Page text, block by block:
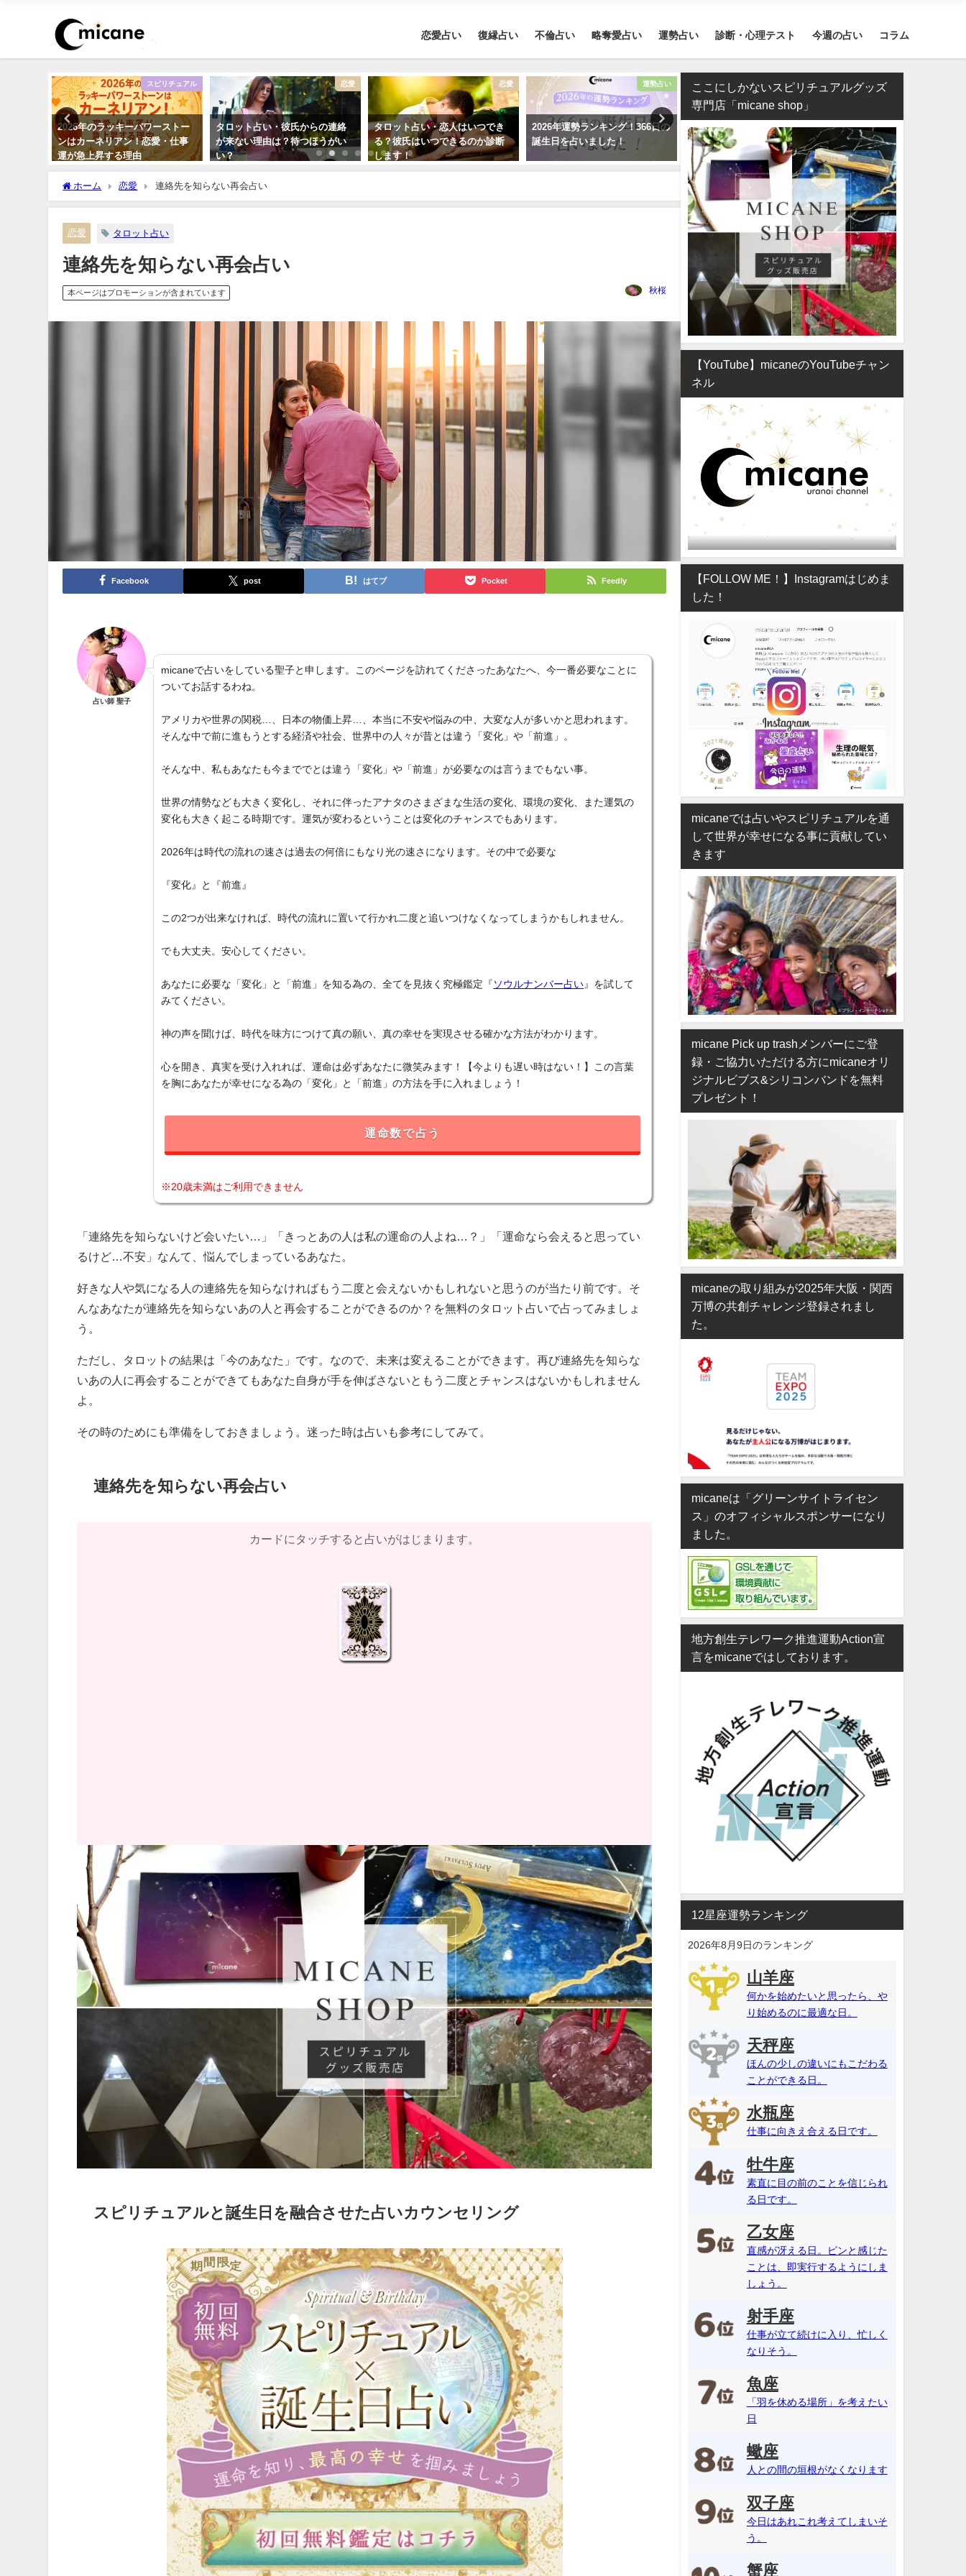
恋愛占い 復縁占い 不倫占い 略奪愛占い 運勢占い 診断・心理テスト 今週の占い コラム
スピリチュアル
2026年のラッキーパワーストー
ンはカーネリアン！恋愛・仕事
運が急上昇する理由
恋愛
タロット占い・彼氏からの連絡
が来ない理由は？待つほうがい
い？
恋愛
タロット占い・恋人はいつでき
る？彼氏はいつできるのか診断
します！
運勢占い
2026年運勢ランキング！366日の
誕生日を占いました！
タロット占い・元彼の今の私に
対する気持ちは？どう思って
る？
相性占い・既婚者同士の恋
ダブル不倫（W不倫）は成
る？【霊視真剣】
ホーム 恋愛 連絡先を知らない再会占い
恋愛 タロット占い
連絡先を知らない再会占い
本ページはプロモーションが含まれています 秋桜
Facebook post はてブ Pocket Feedly
占い師 聖子
micaneで占いをしている聖子と申します。このページを訪れてくださったあなたへ、今一番必要なことに
ついてお話するわね。
アメリカや世界の関税…、日本の物価上昇…、本当に不安や悩みの中、大変な人が多いかと思われます。
そんな中で前に進もうとする経済や社会、世界中の人々が昔とは違う「変化」や「前進」。
そんな中、私もあなたも今まででとは違う「変化」や「前進」が必要なのは言うまでもない事。
世界の情勢なども大きく変化し、それに伴ったアナタのさまざまな生活の変化、環境の変化、また運気の
変化も大きく起こる時期です。運気が変わるということは変化のチャンスでもあります。
2026年は時代の流れの速さは過去の何倍にもなり光の速さになります。その中で必要な
『変化』と『前進』
この2つが出来なければ、時代の流れに置いて行かれ二度と追いつけなくなってしまうかもしれません。
でも大丈夫。安心してください。
あなたに必要な「変化」と「前進」を知る為の、全てを見抜く究極鑑定『 ソウルナンバー占い 』を試して
みてください。
神の声を聞けば、時代を味方につけて真の願い、真の幸せを実現させる確かな方法がわかります。
心を開き、真実を受け入れれば、運命は必ずあなたに微笑みます！【今よりも遅い時はない！】この言葉
を胸にあなたが幸せになる為の「変化」と「前進」の方法を手に入れましょう！
運命数で占う
※20歳未満はご利用できません
「連絡先を知らないけど会いたい…」「きっとあの人は私の運命の人よね…？」「運命なら会えると思ってい
るけど…不安」なんて、悩んでしまっているあなた。
好きな人や気になる人の連絡先を知らなければもう二度と会えないかもしれないと思うのが当たり前です。そ
んなあなたが連絡先を知らないあの人と再会することができるのか？を無料のタロット占いで占ってみましょ
う。
ただし、タロットの結果は「今のあなた」です。なので、未来は変えることができます。再び連絡先を知らな
いあの人に再会することができてもあなた自身が手を伸ばさないともう二度とチャンスはないかもしれません
よ。
その時のためにも準備をしておきましょう。迷った時は占いも参考にしてみて。
連絡先を知らない再会占い
カードにタッチすると占いがはじまります。
スピリチュアルと誕生日を融合させた占いカウンセリング
ここにしかないスピリチュアルグッズ
専門店「micane shop」
【YouTube】micaneのYouTubeチャン
ネル
【FOLLOW ME！】Instagramはじめま
した！
micaneでは占いやスピリチュアルを通
して世界が幸せになる事に貢献してい
きます
micane Pick up trashメンバーにご登
録・ご協力いただける方にmicaneオリ
ジナルビブス&シリコンバンドを無料
プレゼント！
micaneの取り組みが2025年大阪・関西
万博の共創チャレンジ登録されまし
た。
micaneは「グリーンサイトライセン
ス」のオフィシャルスポンサーになり
ました。
地方創生テレワーク推進運動Action宣
言をmicaneではしております。
12星座運勢ランキング
2026年8月9日のランキング
山羊座
何かを始めたいと思ったら、や
り始めるのに最適な日。
天秤座
ほんの少しの違いにもこだわる
ことができる日。
水瓶座
仕事に向きえ合える日です。
牡牛座
素直に目の前のことを信じられ
る日です。
乙女座
直感が冴える日。ピンと感じた
ことは、即実行するようにしま
しょう。
射手座
仕事が立て続けに入り、忙しく
なりそう。
魚座
「羽を休める場所」を考えたい
日
蠍座
人との間の垣根がなくなります
双子座
今日はあれこれ考えてしまいそ
う。
蟹座